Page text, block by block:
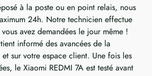
à la poste ou en point relais, nous
24h. Notre technicien effectue
avez demandées le jour même !
informé des avancées de la
sur votre espace client. Une fois les
le Xiaomi REDMI 7A est testé avant